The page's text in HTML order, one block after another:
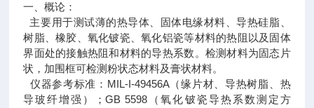
一、概论：
主要用于测试薄的热导体、固体电缘材料、导热硅脂、
树脂、橡胶、氧化铍瓷、氧化铝瓷等材料的热阻以及固体
界面处的接触热阻和材料的导热系数。检测材料为固态片
状，加围框可检测粉状态材料及膏状材料。
仪器参考标准：MIL-I-49456A（缘片材、导热树脂、热
导玻纤增强）；GB 5598（氧化铍瓷导热系数测定方